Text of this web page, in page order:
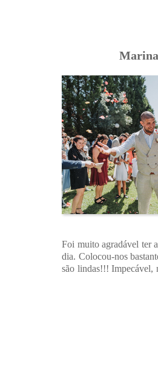
Foi muito agradável ter
dia. Colocou-nos
são lindas!!! Impecável,